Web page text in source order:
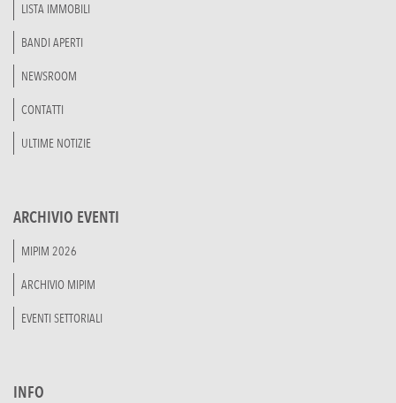
LISTA IMMOBILI
BANDI APERTI
NEWSROOM
CONTATTI
ULTIME NOTIZIE
ARCHIVIO EVENTI
MIPIM 2026
ARCHIVIO MIPIM
EVENTI SETTORIALI
INFO